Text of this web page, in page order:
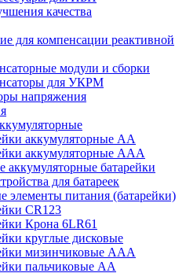
качества
для компенсации реактивной
модули и сборки
для УКРМ
напряжения
аккумуляторные АА
аккумуляторные ААА
аккумуляторные батарейки
для батареек
элементы питания (батарейки)
CR123
Крона 6LR61
круглые дисковые
мизинчиковые ААА
пальчиковые АА